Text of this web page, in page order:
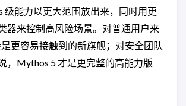
级能力以更大范围放出来，同时用更
器来控制高风险场景。对普通用户来
更容易接触到的新旗舰；对安全团队
，Mythos 5 才是更完整的高能力版